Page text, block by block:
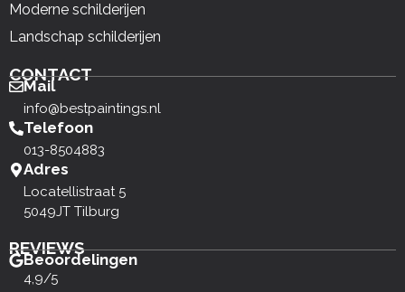
Moderne schilderijen
Landschap schilderijen
CONTACT
Mail
info@bestpaintings.nl
Telefoon
013-8504883
Adres
Locatellistraat 5
5049JT Tilburg
REVIEWS
Beoordelingen
4,9/5